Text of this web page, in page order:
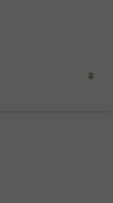
Nákupní